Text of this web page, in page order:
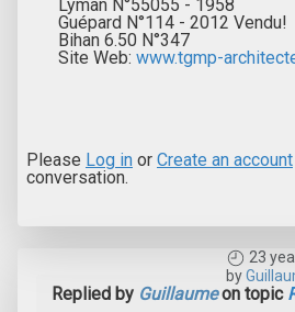
Lyman N°55055 - 1958
Guépard N°114 - 2012 Vendu!
Bihan 6.50 N°347
Site Web: www.tgmp-
Please Log in or Create an account
conversation.
23
by
Replied by Guillaumeon topic